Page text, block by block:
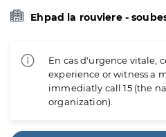
Ehpad la rouviere -
En cas d'urgence vitale,
experience or witness a
immediatly call 15 (the
organization).